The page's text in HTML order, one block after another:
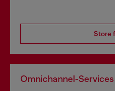
Store
Omnichannel-Services